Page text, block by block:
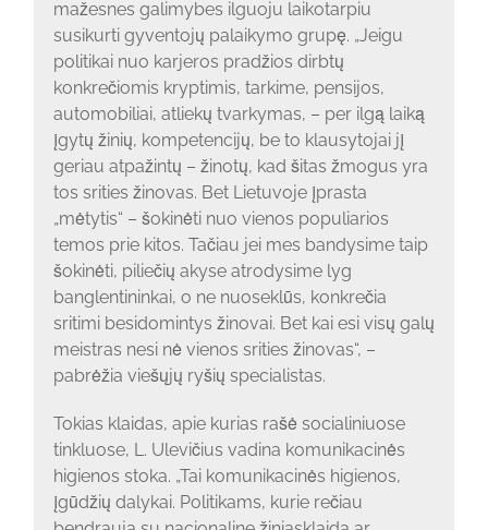
mažesnes galimybes ilguoju laikotarpiu
susikurti gyventojų palaikymo grupę. „Jeigu
politikai nuo karjeros pradžios dirbtų
konkrečiomis kryptimis, tarkime, pensijos,
automobiliai, atliekų tvarkymas, – per ilgą laiką
įgytų žinių, kompetencijų, be to klausytojai jį
geriau atpažintų – žinotų, kad šitas žmogus yra
tos srities žinovas. Bet Lietuvoje įprasta
„mėtytis“ – šokinėti nuo vienos populiarios
temos prie kitos. Tačiau jei mes bandysime taip
šokinėti, piliečių akyse atrodysime lyg
banglentininkai, o ne nuoseklūs, konkrečia
sritimi besidomintys žinovai. Bet kai esi visų galų
meistras nesi nė vienos srities žinovas“, –
pabrėžia viešųjų ryšių specialistas.
Tokias klaidas, apie kurias rašė socialiniuose
tinkluose, L. Ulevičius vadina komunikacinės
higienos stoka. „Tai komunikacinės higienos,
įgūdžių dalykai. Politikams, kurie rečiau